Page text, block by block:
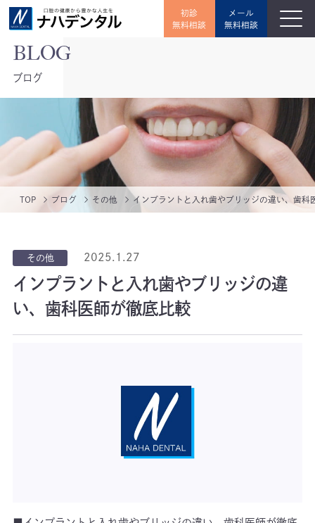
初診
無料相談
メール
無料相談
ブログ
TOP ブログ その他 インプラントと入れ歯やブリッジの違い、歯科
その他 2025.1.27
インプラントと入れ歯やブリッジの違
い、歯科医師が徹底比較